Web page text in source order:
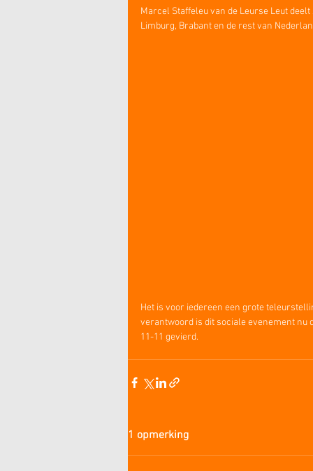
Marcel Staffeleu van de Leurse Leut
Limburg, Brabant en de rest van
Het is voor iedereen een grote
verantwoord is dit sociale evenement nu
11-11 gevierd.
1 opmerking